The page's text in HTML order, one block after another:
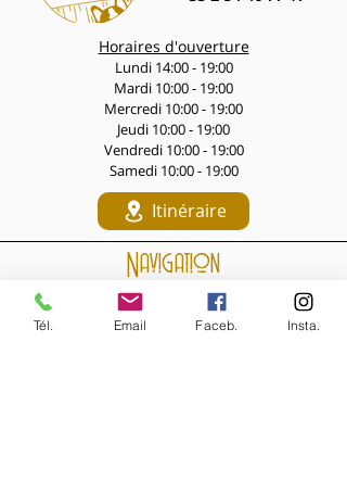
Horaires d'ouverture
Lundi 14:00 - 19:00
Mardi 10:00 - 19:00
Mercredi 10:00 - 19:00
Jeudi 10:00 - 19:00
Vendredi 10:00 - 19:00
Samedi 10:00 - 19:00
Itinéraire
Navigation
LES PÉPITES DES LIVES
Nouveautés de la semaine
Tél. Email Faceb. Insta.